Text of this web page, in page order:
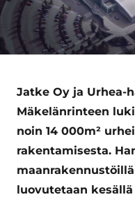
Jatke Oy ja Urhea-
Mäkelänrinteen
noin 14 000m²
rakentamisesta.
luovutetaan kesällä